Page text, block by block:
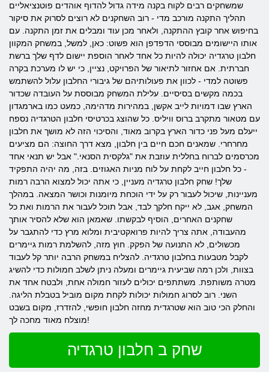
שמשחקים רבים לקוח בקנה מידה גדול להדוף אוהדים פוטנציאליים
תהליך התקנה מורכב מדי - רוב השחקנים לא רוצים לסרוק את סיקור
בחיפוש אחר קובץ ההתקנה, ולאחר מכן עוד ומבלים את זמן התקנה. עם
אותו היישומים מבוססי הדפדפן הוא פשוט: כאן, למשל, במשחק המקוון
חלבון טרגדיה יכולה להיות כל אחד לאחר הוספת יישום לדף שלך ברשת
חברתית. אם אחזור לתיאור של הפרויקט, נציין, כי יש לו מערכת בקרה
פשוטה למדי - לכוון את פעולותיהם של גיבורי החלבון עלול להשתמש
בכמה מקשים בסיסיים. עלילת המשחק מבוססת על העובדה שכדור
הארץ שבו דמויות לייב אקשן, במהירות מדהימה, כמעט כמו בארמגדון
עם מטאור מתקרב ברוס וויליס. כל שהוצג בכרטיסי חלבון הטרגדיה נספח
ייעלם מעל פני כדור הארץ בקרוב מאוד, והסיכוי הזה לא מושך את חלבון
מחרחרי. שמאנים חכם חיים בין חלבון, מצא דרך החוצה: הם מציעים
מכרסמים לברוח בחללית עוזבת את "גלקסית הסנאי." אבל יש תנאי אחד
- כל חלבון חייב לקחת על לוח מניות האגוזים. בזה, מה יהיה התפקיד
שלך! שחק חלבון טרגדיה מעניין, כי אתה יכול למצוא הרבה רמות
מעניינות, שיכול לעבור רק על ידי הוכחת מיומנות וכושר המצאה. במהלך
המשחק, אגב, לא ייקח חלקך לבד, אבל תוכל לעבור את הרמות ואת כל
שחקנים האחרים, הוסיף לבקשתו. שאמאן הוא שלא להסיר אותך
מהעבודה, אתה צריך להיות פרואקטיבית ומלוא מרץ כדי להתגבר על
מכשולים, לא התנועה של הפקק. חוץ מזה, להשלמת רמות גיימרים
לקבל מטבעות בחלבון טרגדיה. להצליח במשחק הרבה יותר קל לעבוד
בצוות, ולכן רמה שביעית גיימרים ומעלה ניתן לשלב חמולות כדי להשיג
מטרה משותפת. משתתפים יכולים לעזור חמולה אחת, ולבטח אחד את
השני. רוב לסרוג חמולות יכולות לקחת מקום מוביל בטבלת הליגה.
והחלק הכי טוב הוא שטרגדית מחזה חלבון חופשי, להזדרז, מקום בשבט
מוצלח מאוד מחכה לך!
שחק ב חלבון טרגדיה